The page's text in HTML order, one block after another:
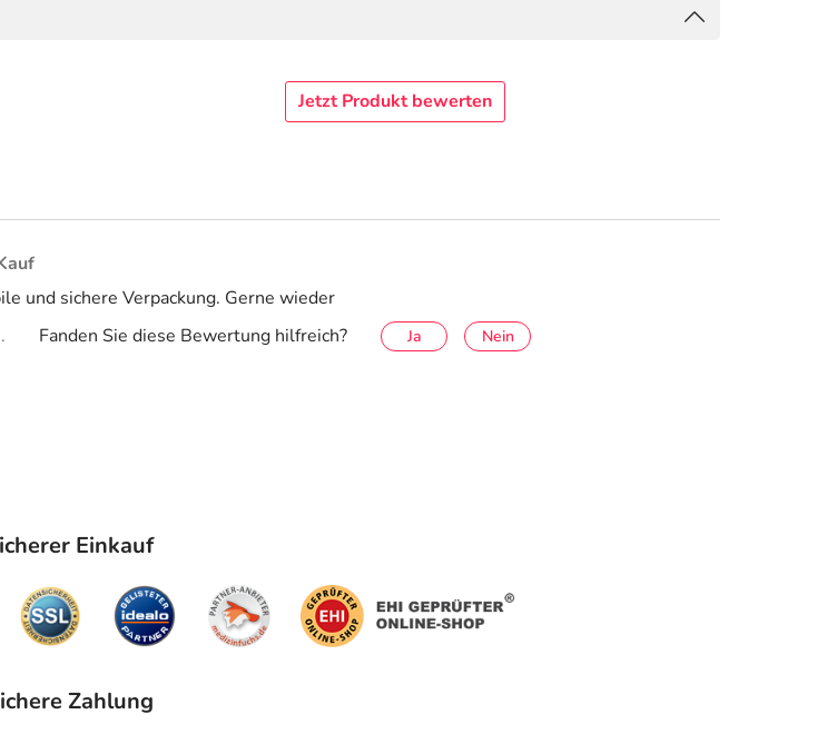
Jetzt Produkt bewerten
und sichere Verpackung. Gerne wieder
Fanden Sie diese Bewertung hilfreich? Ja Nein
Einkauf
Zahlung